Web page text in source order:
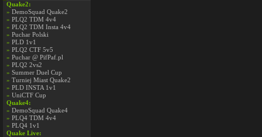
Quake2:
» DemoSquad Quake2
» PLQ2 TDM 4v4
» PLQ2 TDM Insta 4v4
» Puchar Polski
» PLD 1v1
» PLQ2 CTF 5v5
» Puchar @ PifPaf.pl
» PLQ2 2vs2
» Summer Duel Cup
» Turniej Miast Quake2
» PLD INSTA 1v1
» UniCTF Cup
Quake4:
» DemoSquad Quake4
» PLQ4 TDM 4v4
» PLQ4 1v1
Quake Live: